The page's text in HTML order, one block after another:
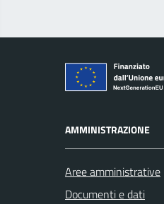
AMMINISTRAZIONE
Aree amministrative
Documenti e dati